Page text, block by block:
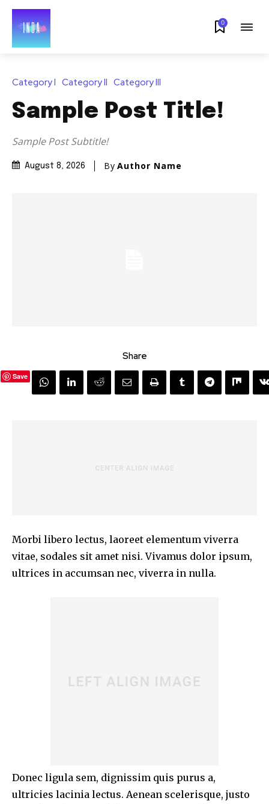
0
Category I Category II Category III
Sample Post Title!
Sample Post Subtitle!
August 8, 2026 By Author Name
Share
Save
Morbi libero lectus, laoreet elementum viverra
vitae, sodales sit amet nisi. Vivamus dolor ipsum,
ultrices in accumsan nec, viverra in nulla.
Donec ligula sem, dignissim quis purus a,
ultricies lacinia lectus. Aenean scelerisque, justo